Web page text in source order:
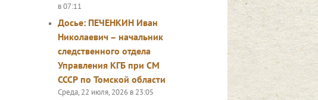
в 07:11
Досье: ПЕЧЕНКИН Иван
Николаевич – начальник
следственного отдела
Управления КГБ при СМ
СССР по Томской области
Среда, 22 июля, 2026 в 23:05